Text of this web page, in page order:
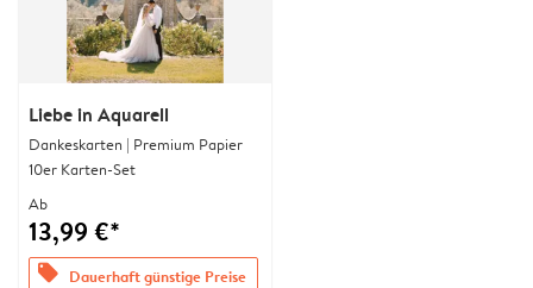
Liebe in Aquarell
Dankeskarten | Premium Papier
10er Karten-Set
Ab
13,99 €*
offers Dauerhaft günstige Preise